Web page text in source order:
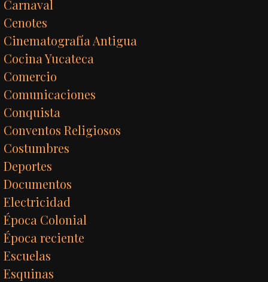
Carnaval
Cenotes
Cinematografía Antigua
Cocina Yucateca
Comercio
Comunicaciones
Conquista
Conventos Religiosos
Costumbres
Deportes
Documentos
Electricidad
Época Colonial
Época reciente
Escuelas
Esquinas